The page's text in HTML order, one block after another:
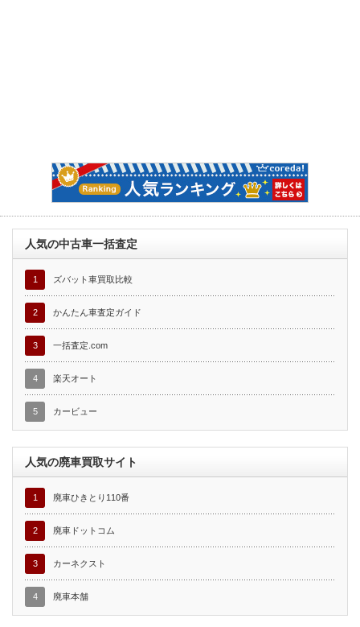
人気の中古車一括査定
1 ズバット車買取比較
2 かんたん車査定ガイド
3 一括査定.com
4 楽天オート
5 カービュー
人気の廃車買取サイト
1 廃車ひきとり110番
2 廃車ドットコム
3 カーネクスト
4 廃車本舗